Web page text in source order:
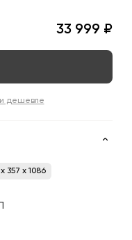
33 999 ₽
дешевле
357 x 1086